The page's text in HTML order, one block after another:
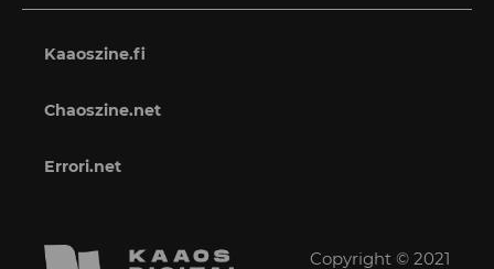
Kaaoszine.fi
Chaoszine.net
Errori.net
Copyright © 2021